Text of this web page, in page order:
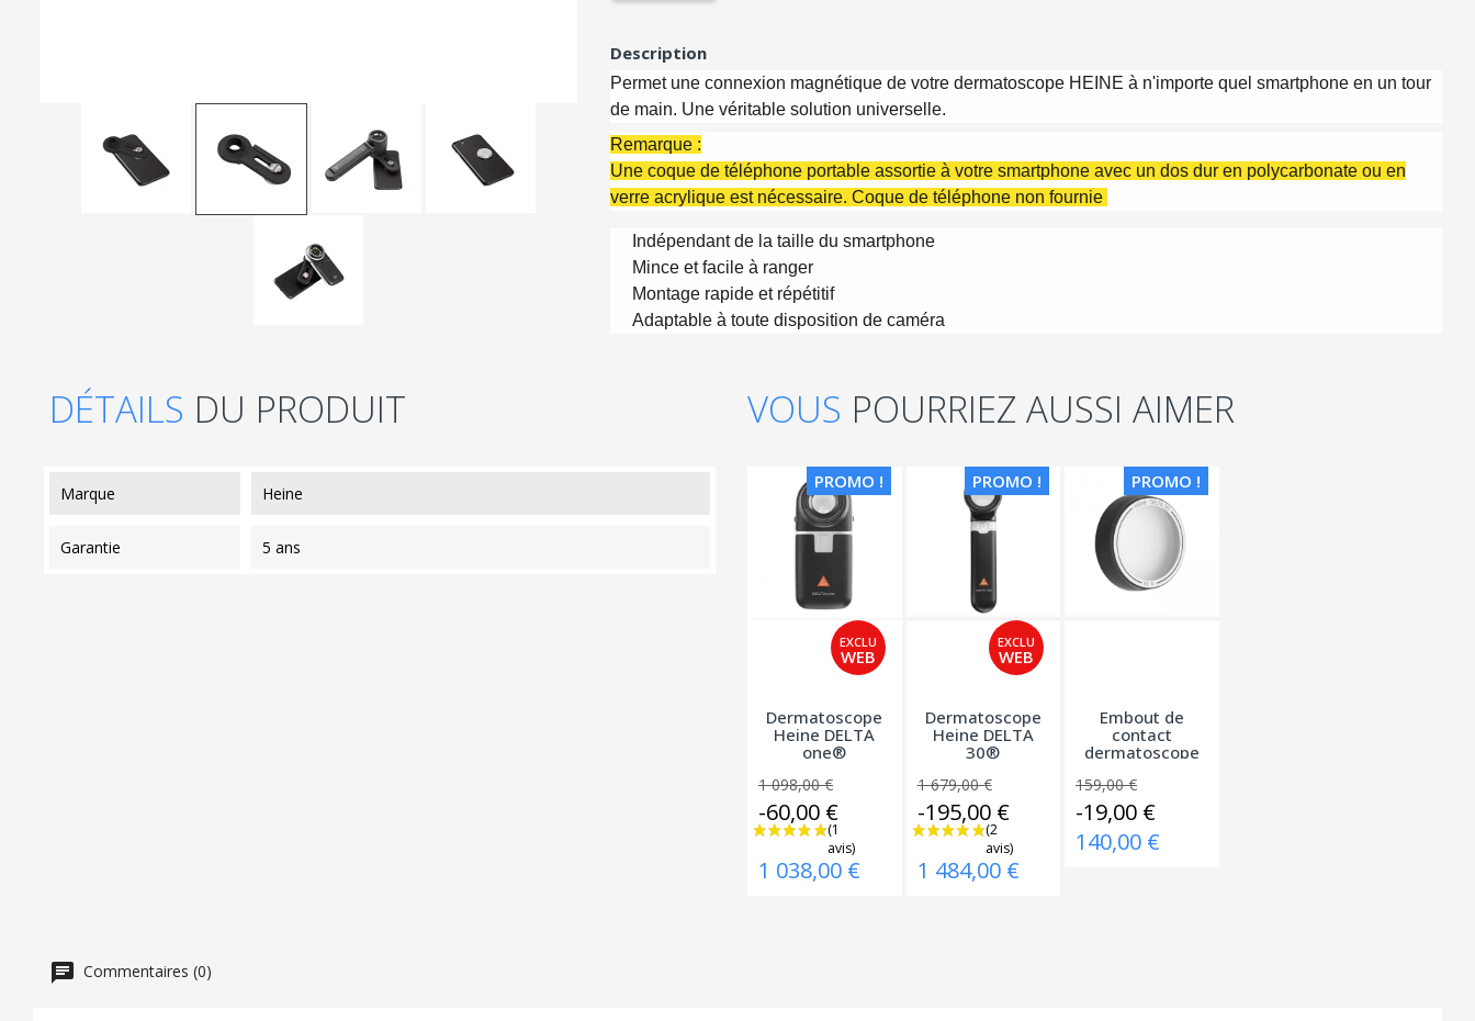
Description
Permet une connexion magnétique de votre dermatoscope HEINE à n'importe quel smartphone en un tour
de main. Une véritable solution universelle.
Remarque :
Une coque de téléphone portable assortie à votre smartphone avec un dos dur en polycarbonate ou en
verre acrylique est nécessaire. Coque de téléphone non fournie
Indépendant de la taille du smartphone
Mince et facile à ranger
Montage rapide et répétitif
Adaptable à toute disposition de caméra
DÉTAILS DU PRODUIT
marque Heine
garantie 5 ans
VOUS POURRIEZ AUSSI AIMER
PROMO !
Dermatoscope
Heine DELTA
one®
1 098,00 €
-60,00 €
1 038,00 €
PROMO !
Dermatoscope
Heine DELTA
30®
1 679,00 €
-195,00 €
1 484,00 €
PROMO !
Embout de
contact
dermatoscope
159,00 €
-19,00 €
140,00 €
Commentaires (0)